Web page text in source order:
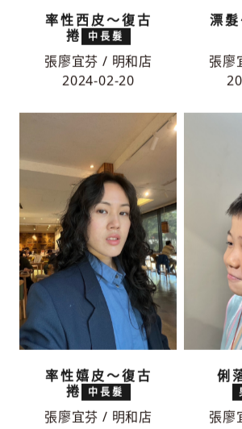
率性西皮～復古
捲
中長髮
張廖宜芬 / 明和店
2024-02-20
漂
張廖
率性嬉皮～復古
捲
中長髮
張廖宜芬 / 明和店
俐
張廖